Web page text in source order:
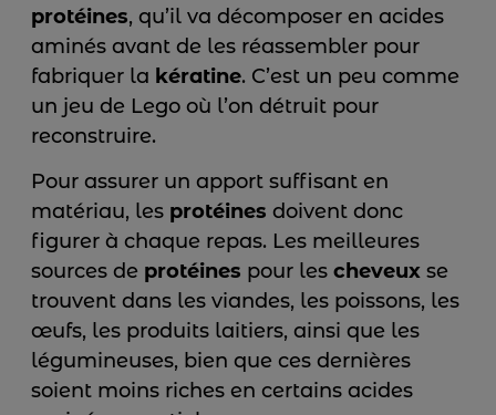
protéines, qu’il va décomposer en acides
aminés avant de les réassembler pour
fabriquer la kératine. C’est un peu comme
un jeu de Lego où l’on détruit pour
reconstruire.
Pour assurer un apport suffisant en
matériau, les protéines doivent donc
figurer à chaque repas. Les meilleures
sources de protéines pour les cheveux se
trouvent dans les viandes, les poissons, les
œufs, les produits laitiers, ainsi que les
légumineuses, bien que ces dernières
soient moins riches en certains acides